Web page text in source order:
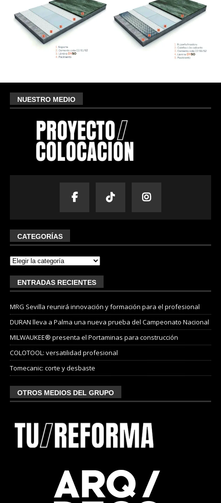
NUESTRO MEDIO
CATEGORÍAS
ENTRADAS RECIENTES
MRG Sevilla reunirá innovación y formación para el profesional
DURAN lleva a Palma una nueva prueba del Campeonato Nacional
MILWAUKEE® presenta el Portaminas para construcción
COLOTOOL: versatilidad profesional
Tomecanic: corte y desbaste
OTROS MEDIOS DEL GRUPO